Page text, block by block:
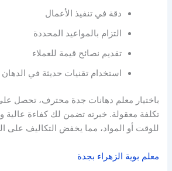
دقة في تنفيذ الأعمال
التزام بالمواعيد المحددة
تقديم نصائح قيمة للعملاء
استخدام تقنيات حديثة في الدهان
باختيار معلم دهانات جدة محترف، تحصل
تكلفة معقولة. خبرته تضمن لك كفاءة عالية
للوقت أو المواد، مما يخفض التكاليف على
معلم بوية الزهراء بجدة